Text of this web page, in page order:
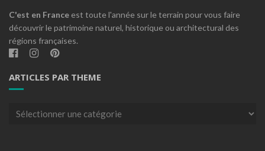
C'est en France est toute l'année sur le terrain pour vous faire
découvrir le patrimoine naturel, historique ou architectural des
régions françaises.
ARTICLES PAR THEME
Articles